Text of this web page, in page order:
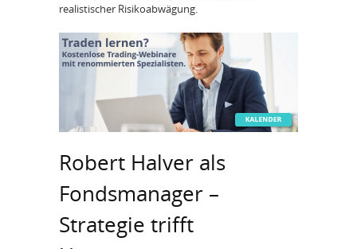
realistischer Risikoabwägung.
Robert Halver als
Fondsmanager –
Strategie trifft